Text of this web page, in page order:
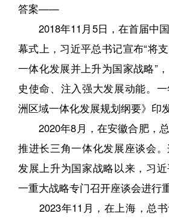
答案——
2018年11月5日，在首届中
幕式上，习近平总书记宣布“将
一体化发展并上升为国家战略”
史使命、注入强大发展动能。
洲区域一体化发展规划纲要》印
2020年8月，在安徽合肥，
推进长三角一体化发展座谈会
发展上升为国家战略以来，习
一重大战略专门召开座谈会进行
2023年11月，在上海，总书